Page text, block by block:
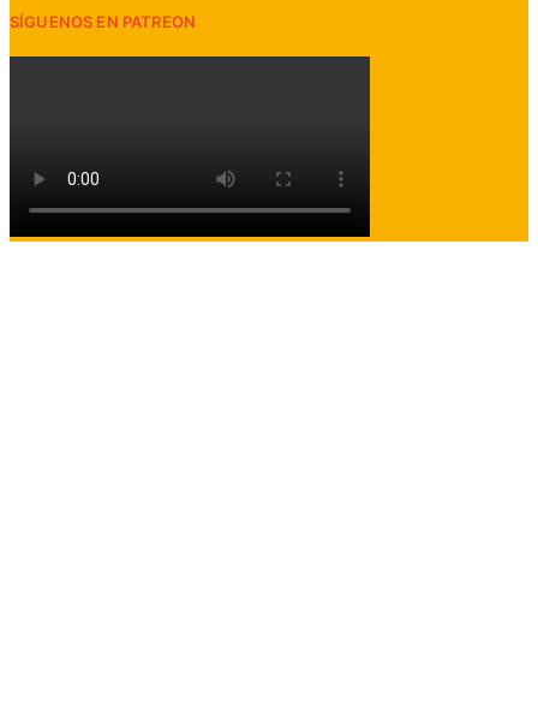
SÍGUENOS EN PATREON